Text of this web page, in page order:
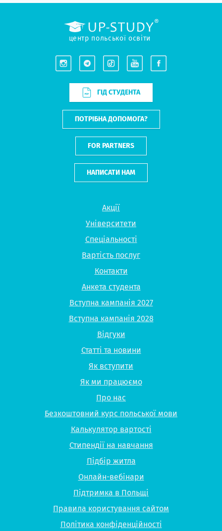
Акції
Університети
Спеціальності
Вартість послуг
Контакти
Анкета студента
Вступна кампанія 2027
Вступна кампанія 2028
Відгуки
Статті та новини
Як вступити
Як ми працюємо
Про нас
Безкоштовний курс польської мови
Калькулятор вартості
Стипендії на навчання
Підбір житла
Онлайн-вебінари
Підтримка в Польщі
Правила користування сайтом
Політика конфіденційності
центр польської освіти
ГІД СТУДЕНТА
ПОТРІБНА ДОПОМОГА?
FOR PARTNERS
НАПИСАТИ НАМ